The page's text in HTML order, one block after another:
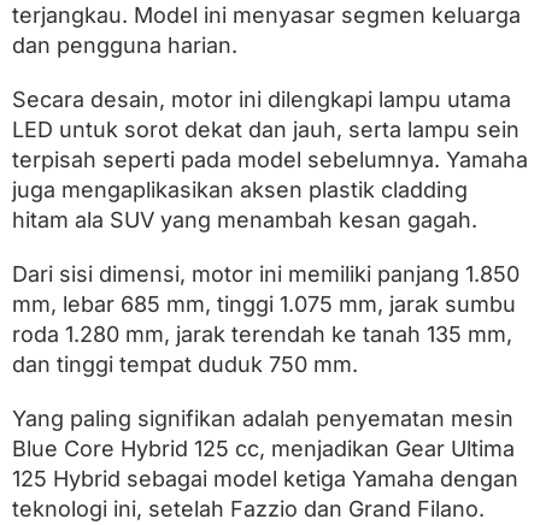
terjangkau. Model ini menyasar segmen keluarga
dan pengguna harian.
Secara desain, motor ini dilengkapi lampu utama
LED untuk sorot dekat dan jauh, serta lampu sein
terpisah seperti pada model sebelumnya. Yamaha
juga mengaplikasikan aksen plastik cladding
hitam ala SUV yang menambah kesan gagah.
Dari sisi dimensi, motor ini memiliki panjang 1.850
mm, lebar 685 mm, tinggi 1.075 mm, jarak sumbu
roda 1.280 mm, jarak terendah ke tanah 135 mm,
dan tinggi tempat duduk 750 mm.
Yang paling signifikan adalah penyematan mesin
Blue Core Hybrid 125 cc, menjadikan Gear Ultima
125 Hybrid sebagai model ketiga Yamaha dengan
teknologi ini, setelah Fazzio dan Grand Filano.